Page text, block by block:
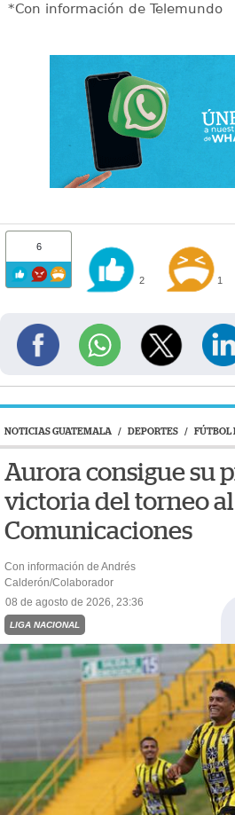
*Con información de Telemundo
6
2 1
NOTICIAS GUATEMALA / DEPORTES / FÚTBOL
Aurora consigue su
victoria del torneo
Comunicaciones
Con información de Andrés
Calderón/Colaborador
08 de agosto de 2026, 23:36
LIGA NACIONAL